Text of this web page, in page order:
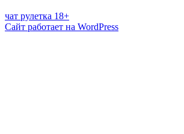
чат рулетка 18+
Сайт работает на WordPress